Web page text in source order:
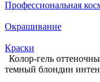
Профессиональная
Окрашивание
Краски
Колор-гель
темный блондин